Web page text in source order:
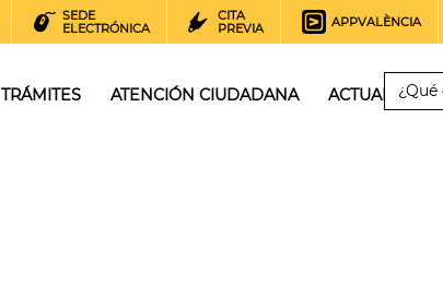
SEDE
ELECTRÓNICA
CITA
PREVIA
APPVALÈNCIA
TRÁMITES ATENCIÓN CIUDADANA ACTUALIDAD